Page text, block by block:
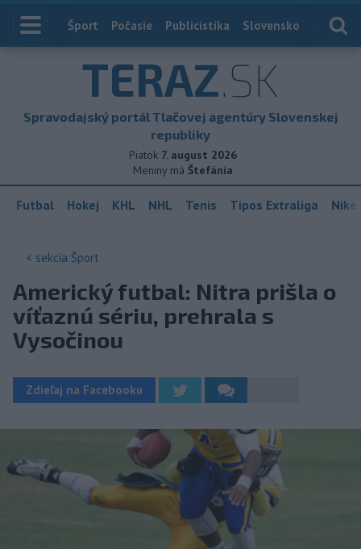
Index
Šport Počasie Publicistika Slovensko
TERAZ.SK
Spravodajský portál Tlačovej agentúry Slovenskej
republiky
Piatok 7. august 2026
Meniny má Štefánia
Futbal Hokej KHL NHL Tenis Tipos Extraliga
< sekcia Šport
Americký futbal: Nitra prišla o
víťaznú sériu, prehrala s
Vysočinou
Zdieľaj na Facebooku